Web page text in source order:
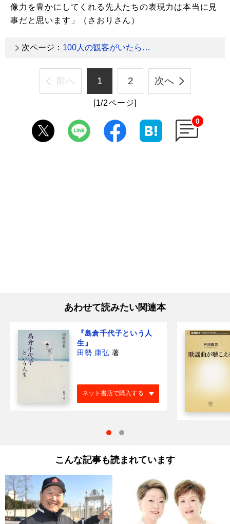
像力を豊かにしてくれる先人たちの表現力は本当に見
事だと思います」（さおりさん）
次ページ： 100人の観客がいたら…
前へ 1 2 次へ
[1/2ページ]
0
あわせて読みたい関連本
『島倉千代子という人
生』
田勢 康弘 著
ネット書店で購入する
こんな記事も読まれています